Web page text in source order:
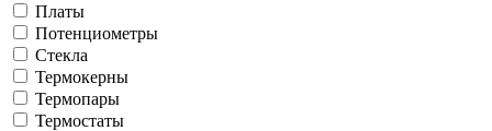
Платы
Потенциометры
Стекла
Термокерны
Термопары
Термостаты